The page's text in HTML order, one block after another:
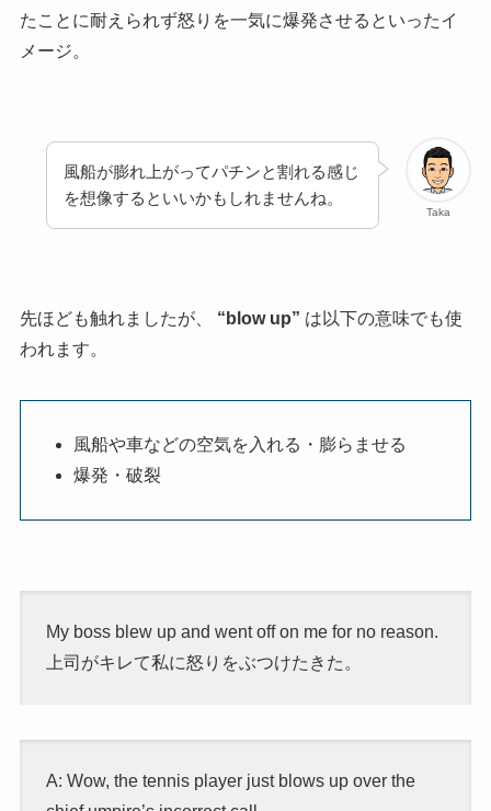
たことに耐えられず怒りを一気に爆発させるといったイ
メージ。
Taka
風船が膨れ上がってパチンと割れる感じ
を想像するといいかもしれませんね。
先ほども触れましたが、 “blow up” は以下の意味でも使
われます。
風船や車などの空気を入れる・膨らませる
爆発・破裂
My boss blew up and went off on me for no reason.
上司がキレて私に怒りをぶつけたきた。
A: Wow, the tennis player just blows up over the